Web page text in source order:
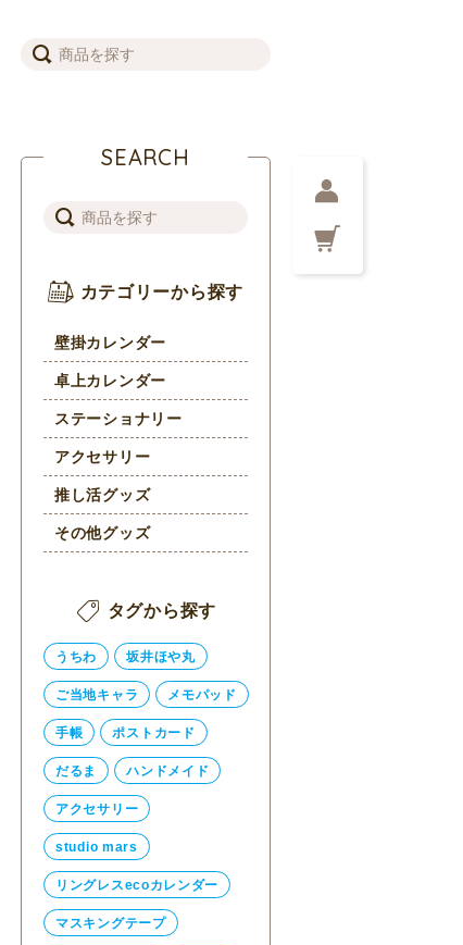
SEARCH
カテゴリーから探す
壁掛カレンダー
卓上カレンダー
ステーショナリー
アクセサリー
推し活グッズ
その他グッズ
タグから探す
うちわ 坂井ほや丸
ご当地キャラ メモパッド
手帳 ポストカード
だるま ハンドメイド
アクセサリー
studio mars
リングレスecoカレンダー
マスキングテープ